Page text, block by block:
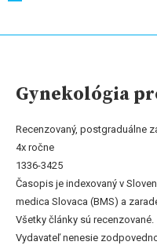
Gynekológia
Recenzovaný, postgraduálne
4x ročne
1336-3425
Časopis je indexovaný v
medica Slovaca (BMS) a
Všetky články sú recenzované.
Vydavateľ nenesie